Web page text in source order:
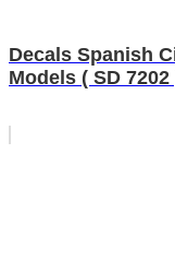
Decals Spanish
Models ( SD 7202